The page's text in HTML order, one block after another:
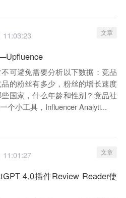
11:03:23 文章
可避免需要分析以下数据：竞品
的粉丝有多少，粉丝的增长速度
国家，什么年龄和性别？竞品社
个小工具，Influencer Analyti...
11:01:27 文章
4.0插件Review Reader使